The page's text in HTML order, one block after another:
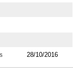
28/10/2016